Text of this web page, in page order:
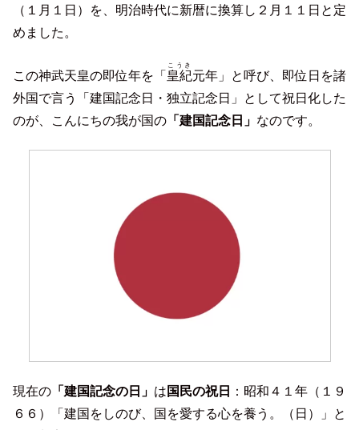
（１月１日）を、明治時代に新暦に換算し２月１１日と定
めました。
この神武天皇の即位年を「 皇紀
こうき
元年」と呼び、即位日を諸
外国で言う「建国記念日・独立記念日」として祝日化した
のが、こんにちの我が国の 「建国記念日」 なのです。
現在の 「建国記念の日」 は 国民の祝日
：昭和４１年（１９
６６）「建国をしのび、国を愛する心を養う。（日）」と